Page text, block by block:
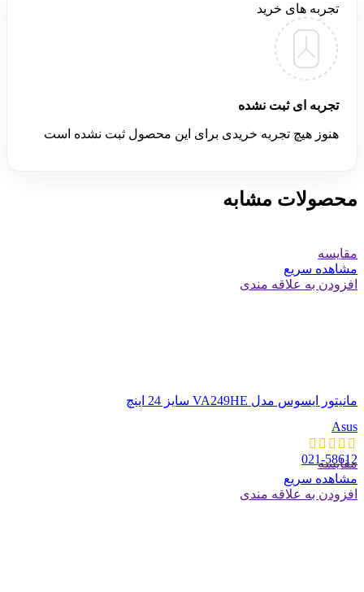
تجربه های خرید
تجربه ای ثبت نشده
هنوز هیچ تجربه خریدی برای این محصول ثبت نشده است
محصولات مشابه
مقایسه
مشاهده سریع
افزودن به علاقه مندی
مانیتور ایسوس مدل VA249HE سایز 24 اینچ
Asus
021-58612
مقایسه
مشاهده سریع
افزودن به علاقه مندی